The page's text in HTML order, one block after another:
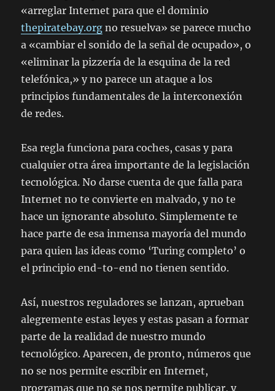
«arreglar Internet para que el dominio
thepiratebay.org no resuelva» se parece mucho
a «cambiar el sonido de la señal de ocupado», o
«eliminar la pizzería de la esquina de la red
telefónica,» y no parece un ataque a los
principios fundamentales de la interconexión
de redes.
Esa regla funciona para coches, casas y para
cualquier otra área importante de la legislación
tecnológica. No darse cuenta de que falla para
Internet no te convierte en malvado, y no te
hace un ignorante absoluto. Simplemente te
hace parte de esa inmensa mayoría del mundo
para quien las ideas como ‘Turing completo’ o
el principio end-to-end no tienen sentido.
Así, nuestros reguladores se lanzan, aprueban
alegremente estas leyes y estas pasan a formar
parte de la realidad de nuestro mundo
tecnológico. Aparecen, de pronto, números que
no se nos permite escribir en Internet,
programas que no se nos permite publicar, y